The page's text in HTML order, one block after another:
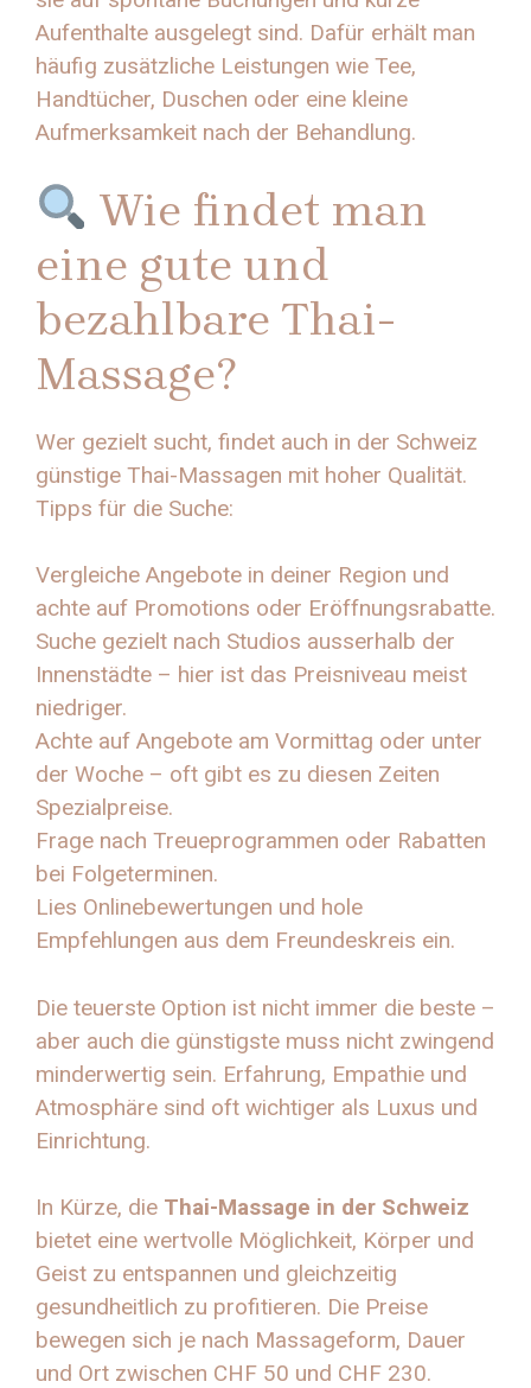
Aufenthalte ausgelegt sind. Dafür erhält man
häufig zusätzliche Leistungen wie Tee,
Handtücher, Duschen oder eine kleine
Aufmerksamkeit nach der Behandlung.
Wie findet man
eine gute und
bezahlbare Thai-
Massage?
Wer gezielt sucht, findet auch in der Schweiz
günstige Thai-Massagen mit hoher Qualität.
Tipps für die Suche:
Vergleiche Angebote in deiner Region und
achte auf Promotions oder Eröffnungsrabatte.
Suche gezielt nach Studios ausserhalb der
Innenstädte – hier ist das Preisniveau meist
niedriger.
Achte auf Angebote am Vormittag oder unter
der Woche – oft gibt es zu diesen Zeiten
Spezialpreise.
Frage nach Treueprogrammen oder Rabatten
bei Folgeterminen.
Lies Onlinebewertungen und hole
Empfehlungen aus dem Freundeskreis ein.
Die teuerste Option ist nicht immer die beste –
aber auch die günstigste muss nicht zwingend
minderwertig sein. Erfahrung, Empathie und
Atmosphäre sind oft wichtiger als Luxus und
Einrichtung.
In Kürze, die Thai-Massage in der Schweiz
bietet eine wertvolle Möglichkeit, Körper und
Geist zu entspannen und gleichzeitig
gesundheitlich zu profitieren. Die Preise
bewegen sich je nach Massageform, Dauer
und Ort zwischen CHF 50 und CHF 230.